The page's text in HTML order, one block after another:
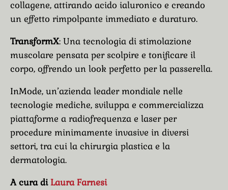
collagene, attirando acido ialuronico e creando
un effetto rimpolpante immediato e duraturo.
TransformX: Una tecnologia di stimolazione
muscolare pensata per scolpire e tonificare il
corpo, offrendo un look perfetto per la passerella.
InMode, un’azienda leader mondiale nelle
tecnologie mediche, sviluppa e commercializza
piattaforme a radiofrequenza e laser per
procedure minimamente invasive in diversi
settori, tra cui la chirurgia plastica e la
dermatologia.
A cura diLaura Farnesi